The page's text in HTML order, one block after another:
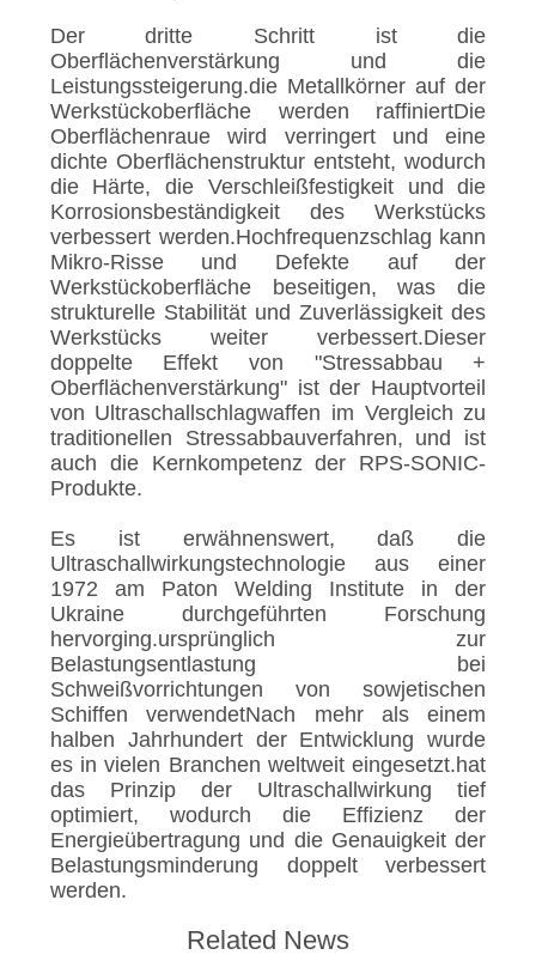
Der dritte Schritt ist die
Oberflächenverstärkung und die
Leistungssteigerung.die Metallkörner auf der
Werkstückoberfläche werden raffiniertDie
Oberflächenraue wird verringert und eine
dichte Oberflächenstruktur entsteht, wodurch
die Härte, die Verschleißfestigkeit und die
Korrosionsbeständigkeit des Werkstücks
verbessert werden.Hochfrequenzschlag kann
Mikro-Risse und Defekte auf der
Werkstückoberfläche beseitigen, was die
strukturelle Stabilität und Zuverlässigkeit des
Werkstücks weiter verbessert.Dieser
doppelte Effekt von "Stressabbau +
Oberflächenverstärkung" ist der Hauptvorteil
von Ultraschallschlagwaffen im Vergleich zu
traditionellen Stressabbauverfahren, und ist
auch die Kernkompetenz der RPS-SONIC-
Produkte.
Es ist erwähnenswert, daß die
Ultraschallwirkungstechnologie aus einer
1972 am Paton Welding Institute in der
Ukraine durchgeführten Forschung
hervorging.ursprünglich zur
Belastungsentlastung bei
Schweißvorrichtungen von sowjetischen
Schiffen verwendetNach mehr als einem
halben Jahrhundert der Entwicklung wurde
es in vielen Branchen weltweit eingesetzt.hat
das Prinzip der Ultraschallwirkung tief
optimiert, wodurch die Effizienz der
Energieübertragung und die Genauigkeit der
Belastungsminderung doppelt verbessert
werden.
Related News